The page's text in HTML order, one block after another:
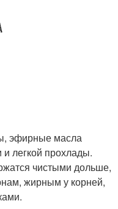
эфирные масла
легкой прохлады.
чистыми дольше,
жирным у корней,